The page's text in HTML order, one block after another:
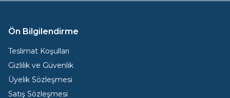
Ön Bilgilendirme
Teslimat Koşulları
Gizlilik ve Güvenlik
Üyelik Sözleşmesi
Satış Sözleşmesi